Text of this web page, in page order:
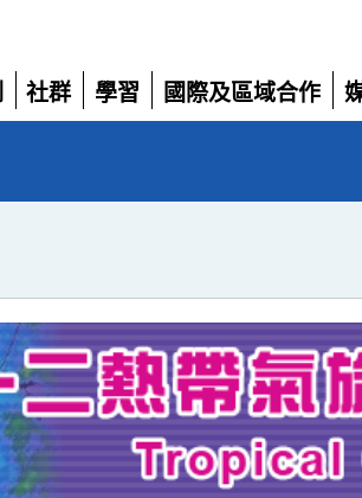
社群
展
學習
展
國際及區域合作
展